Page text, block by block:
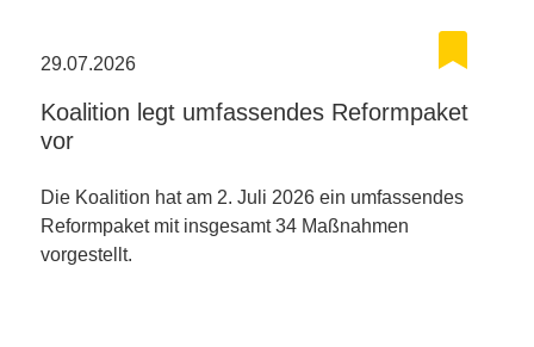
29.07.2026
Koalition legt umfassendes Reformpaket
vor
Die Koalition hat am 2. Juli 2026 ein umfassendes
Reformpaket mit insgesamt 34 Maßnahmen
vorgestellt.